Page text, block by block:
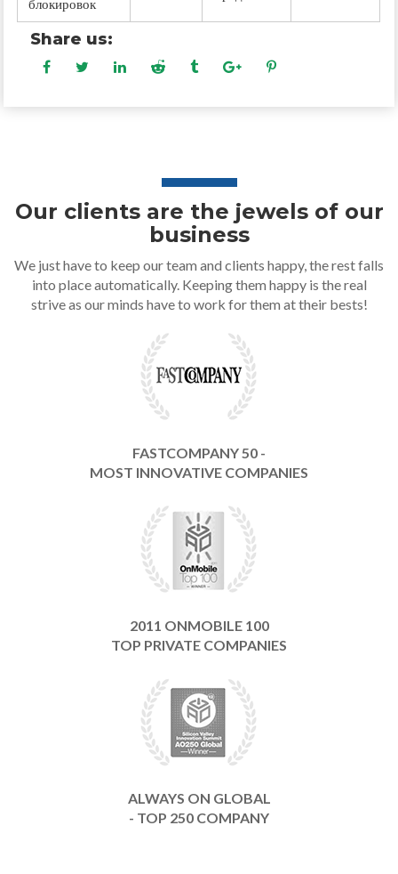
блокировок
Share us:
Our clients are the jewels of our
business
We just have to keep our team and clients happy, the rest falls
into place automatically. Keeping them happy is the real
strive as our minds have to work for them at their bests!
FASTCOMPANY 50 -
MOST INNOVATIVE COMPANIES
2011 ONMOBILE 100
TOP PRIVATE COMPANIES
ALWAYS ON GLOBAL
- TOP 250 COMPANY